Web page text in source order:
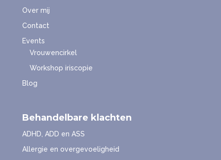
Over mij
Contact
Events
Vrouwencirkel
Workshop iriscopie
Blog
Behandelbare klachten
ADHD, ADD en ASS
Allergie en overgevoeligheid